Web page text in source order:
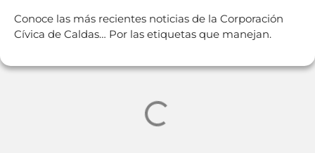
Conoce las más recientes noticias de la Corporación
Cívica de Caldas… Por las etiquetas que manejan.